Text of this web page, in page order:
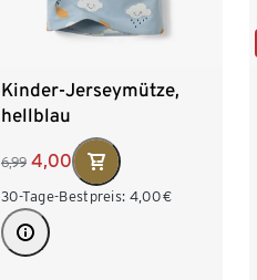
Kinder-Jerseymütze,
hellblau
6,99 4,00
30-Tage-Bestpreis: 4,00€